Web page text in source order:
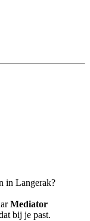
in Langerak?
Mediator
bij je past.